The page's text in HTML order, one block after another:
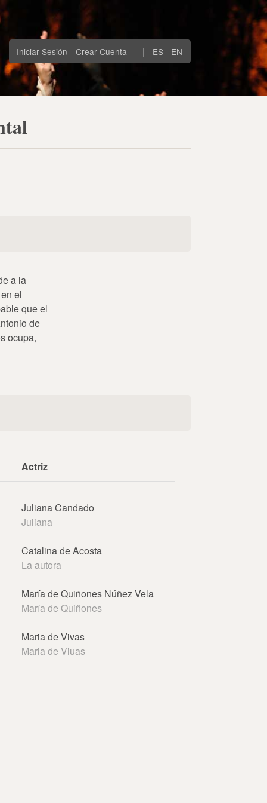
Iniciar Sesión Crear Cuenta | ES EN
a la
el
que el
de
ocupa,
Actriz
Juliana Candado
Juliana
Catalina de Acosta
La autora
María de Quiñones Núñez Vela
María de Quiñones
Maria de Vivas
Maria de Viuas